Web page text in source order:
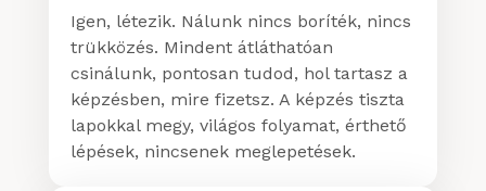
Igen, létezik. Nálunk nincs boríték, nincs
trükközés. Mindent átláthatóan
csinálunk, pontosan tudod, hol tartasz a
képzésben, mire fizetsz. A képzés tiszta
lapokkal megy, világos folyamat, érthető
lépések, nincsenek meglepetések.